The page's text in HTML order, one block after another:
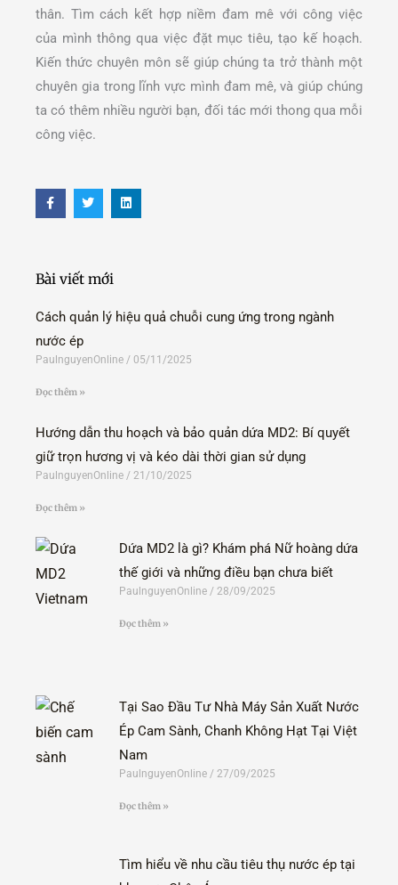
thân. Tìm cách kết hợp niềm đam mê với công việc
của mình thông qua việc đặt mục tiêu, tạo kế hoạch.
Kiến thức chuyên môn sẽ giúp chúng ta trở thành một
chuyên gia trong lĩnh vực mình đam mê, và giúp chúng
ta có thêm nhiều người bạn, đối tác mới thong qua mỗi
công việc.
F
a
c
k
T
w
i
L
i
n
Bài viết mới
Cách quản lý hiệu quả chuỗi cung ứng trong ngành
nước ép
PaulnguyenOnline 05/11/2025
Đọc thêm »
Hướng dẫn thu hoạch và bảo quản dứa MD2: Bí quyết
giữ trọn hương vị và kéo dài thời gian sử dụng
PaulnguyenOnline 21/10/2025
Đọc thêm »
Dứa MD2 là gì? Khám phá Nữ hoàng dứa
thế giới và những điều bạn chưa biết
PaulnguyenOnline 28/09/2025
Đọc thêm »
Tại Sao Đầu Tư Nhà Máy Sản Xuất Nước
Ép Cam Sành, Chanh Không Hạt Tại Việt
Nam
PaulnguyenOnline 27/09/2025
Đọc thêm »
Tìm hiểu về nhu cầu tiêu thụ nước ép tại